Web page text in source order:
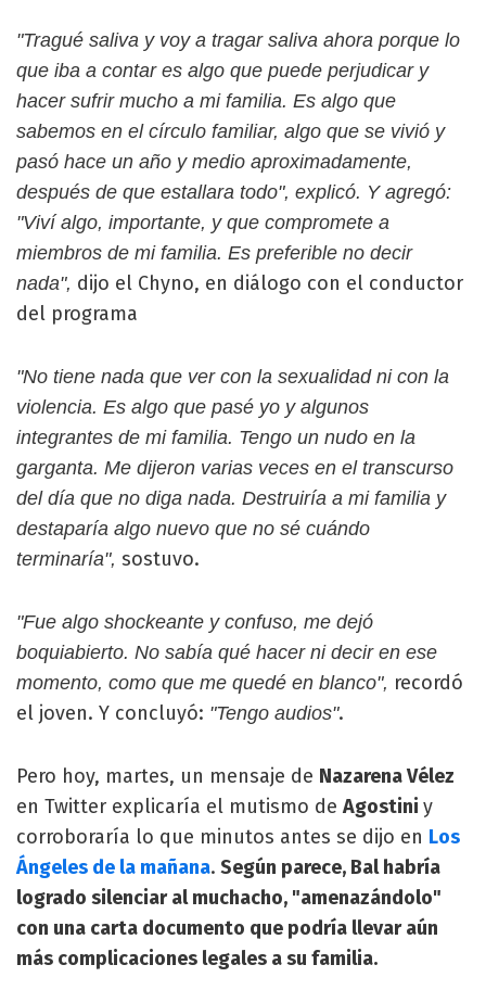
"Tragué saliva y voy a tragar saliva ahora porque lo
que iba a contar es algo que puede perjudicar y
hacer sufrir mucho a mi familia. Es algo que
sabemos en el círculo familiar, algo que se vivió y
pasó hace un año y medio aproximadamente,
después de que estallara todo", explicó. Y agregó:
"Viví algo, importante, y que compromete a
miembros de mi familia. Es preferible no decir
nada", dijo el Chyno, en diálogo con el conductor
del programa
"No tiene nada que ver con la sexualidad ni con la
violencia. Es algo que pasé yo y algunos
integrantes de mi familia. Tengo un nudo en la
garganta. Me dijeron varias veces en el transcurso
del día que no diga nada. Destruiría a mi familia y
destaparía algo nuevo que no sé cuándo
terminaría", sostuvo.
"Fue algo shockeante y confuso, me dejó
boquiabierto. No sabía qué hacer ni decir en ese
momento, como que me quedé en blanco", recordó
el joven. Y concluyó: "Tengo audios".
Pero hoy, martes, un mensaje de Nazarena Vélez
en Twitter explicaría el mutismo de Agostini y
corroboraría lo que minutos antes se dijo en Los
Ángeles de la mañana. Según parece, Bal habría
logrado silenciar al muchacho, "amenazándolo"
con una carta documento que podría llevar aún
más complicaciones legales a su familia.